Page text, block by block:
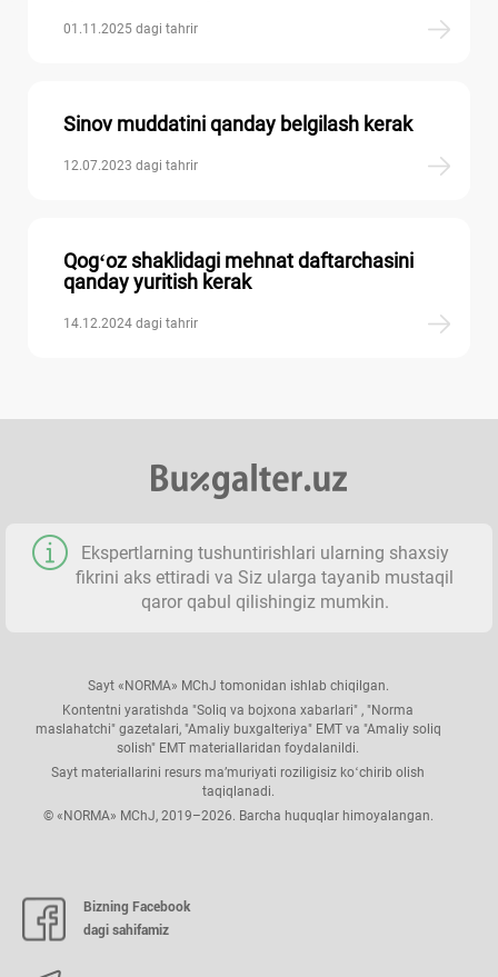
01.11.2025 dagi tahrir
Sinov muddatini qanday belgilash kerak
12.07.2023 dagi tahrir
Qogʻoz shaklidagi mehnat daftarchasini
qanday yuritish kerak
14.12.2024 dagi tahrir
Ekspertlarning tushuntirishlari ularning shaхsiy
fikrini aks ettiradi va Siz ularga tayanib mustaqil
qaror qabul qilishingiz mumkin.
Sayt «NORMA» MChJ tomonidan ishlab chiqilgan.
Kontentni yaratishda "Soliq va bojхona хabarlari" , "Norma
maslahatchi" gazetalari, "Amaliy buхgalteriya" EMT va "Amaliy soliq
solish" EMT materiallaridan foydalanildi.
Sayt materiallarini resurs ma’muriyati roziligisiz koʻchirib olish
taqiqlanadi.
© «NORMA» MChJ, 2019–2026. Barcha huquqlar himoyalangan.
Bizning Facebook
dagi sahifamiz